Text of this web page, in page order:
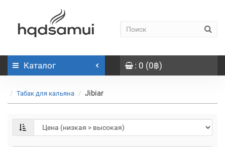
Каталог : 0 (0฿)
Табак для кальяна Jibiar